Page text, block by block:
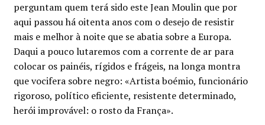
perguntam quem terá sido este Jean Moulin que por
aqui passou há oitenta anos com o desejo de resistir
mais e melhor à noite que se abatia sobre a Europa.
Daqui a pouco lutaremos com a corrente de ar para
colocar os painéis, rígidos e frágeis, na longa montra
que vocifera sobre negro: «Artista boémio, funcionário
rigoroso, político eficiente, resistente determinado,
herói improvável: o rosto da França».